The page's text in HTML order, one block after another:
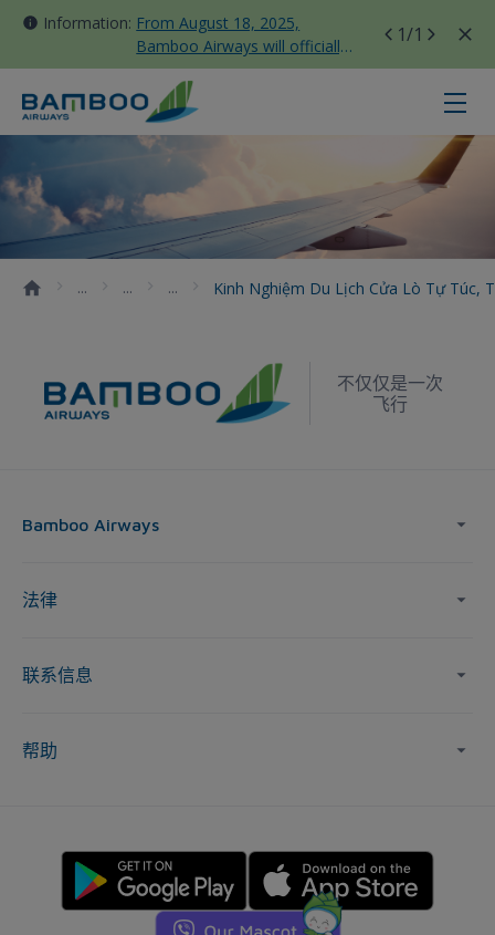
Information: From August 18, 2025,
Bamboo Airways will officially
move all domestic flights to
Tan Son Nhat Terminal T3
1/1
Kinh nghiệm du lịch Cửa Lò tự
Kinh Nghiệm Du Lịch Cửa Lò Tự Túc,
不仅仅是一次
飞行
Bamboo Airways
法律
联系信息
帮助